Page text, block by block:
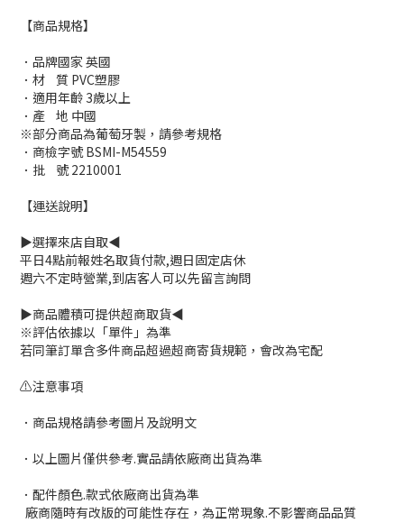
【商品規格】
．品牌國家 英國
．材 質 PVC塑膠
．適用年齡 3歲以上
．產 地 中國
※部分商品為葡萄牙製，請參考規格
．商檢字號 BSMI-M54559
．批 號 2210001
【運送說明】
▶選擇來店自取◀
平日4點前報姓名取貨付款,週日固定店休
週六不定時營業,到店客人可以先留言詢問
▶商品體積可提供超商取貨◀
※評估依據以「單件」為準
若同筆訂單含多件商品超過超商寄貨規範，會改為宅配
⚠注意事項
．商品規格請參考圖片及說明文
．以上圖片僅供參考.實品請依廠商出貨為準
．配件顏色.款式依廠商出貨為準
廠商隨時有改版的可能性存在，為正常現象.不影響商品品質